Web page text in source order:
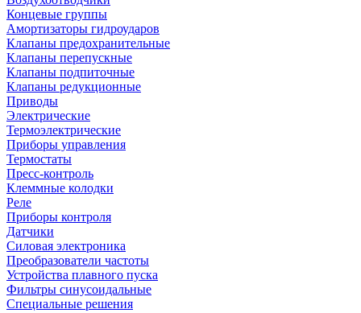
Концевые группы
Амортизаторы гидроударов
Клапаны предохранительные
Клапаны перепускные
Клапаны подпиточные
Клапаны редукционные
Приводы
Электрические
Термоэлектрические
Приборы управления
Термостаты
Пресс-контроль
Клеммные колодки
Реле
Приборы контроля
Датчики
Силовая электроника
Преобразователи частоты
Устройства плавного пуска
Фильтры синусоидальные
Специальные решения